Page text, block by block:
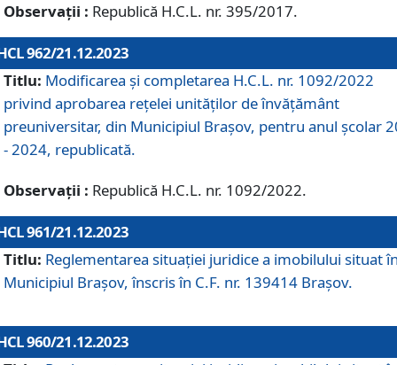
Observații : Republică H.C.L. nr. 395/2017.
962/21.12.2023
Titlu: Modificarea și completarea H.C.L. nr. 1092/2022
privind aprobarea rețelei unităților de învăţământ
preuniversitar, din Municipiul Braşov, pentru anul școlar
- 2024, republicată.
Observații : Republică H.C.L. nr. 1092/2022.
961/21.12.2023
Titlu: Reglementarea situației juridice a imobilului situat
Municipiul Brașov, înscris în C.F. nr. 139414 Brașov.
960/21.12.2023